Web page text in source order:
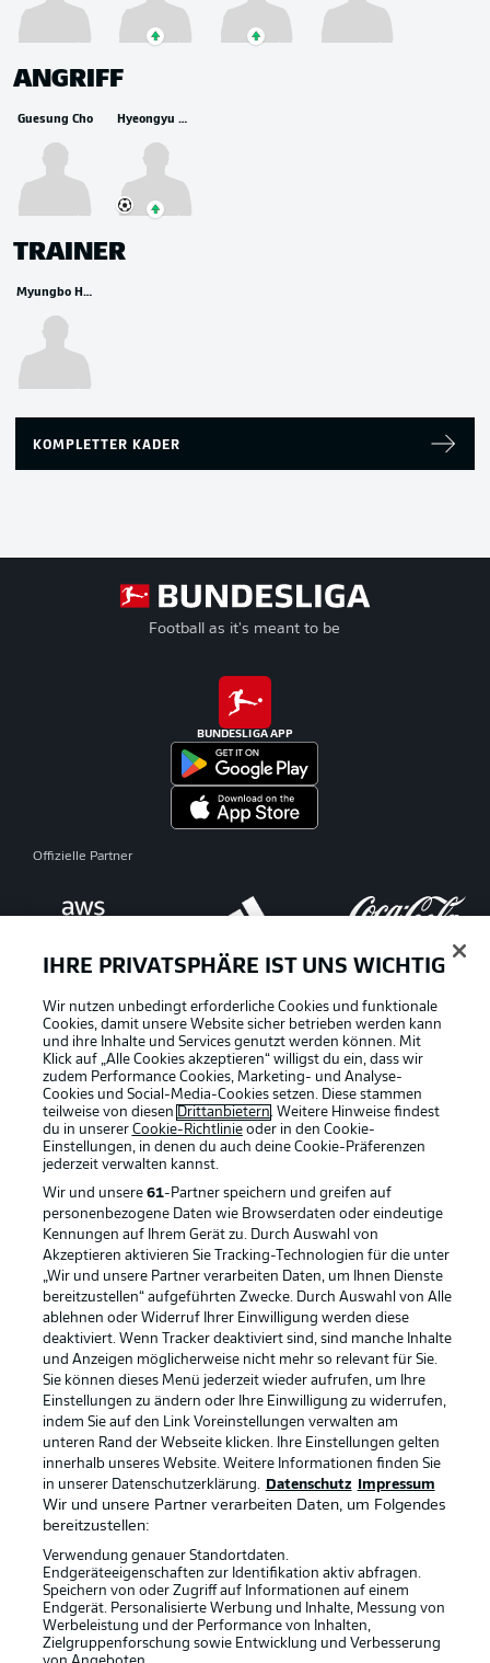
ANGRIFF
Guesung Cho Hyeongyu Oh
TRAINER
Myungbo Hong
KOMPLETTER KADER
Football as it's meant to be
BUNDESLIGA APP
Offizielle Partner
Rechtliche Hinweise Voreinstellungen verwalten
Nutzungsbedingungen
Broadcaster Kontakt
Jobs Impressum
Liveticker AGB
© 2026 Bundesliga-Gruppe GmbH
IHRE PRIVATSPHÄRE IST UNS WICHTIG
Wir nutzen unbedingt erforderliche Cookies und funktionale
Cookies, damit unsere Website sicher betrieben werden kann
und ihre Inhalte und Services genutzt werden können. Mit
Klick auf „Alle Cookies akzeptieren“ willigst du ein, dass wir
zudem Performance Cookies, Marketing- und Analyse-
Cookies und Social-Media-Cookies setzen. Diese stammen
teilweise von diesen Drittanbietern. Weitere Hinweise findest
du in unserer Cookie-Richtlinieoder in den Cookie-
Einstellungen, in denen du auch deine Cookie-Präferenzen
jederzeit verwalten kannst.
Wir und unsere 61-Partner speichern und greifen auf
personenbezogene Daten wie Browserdaten oder eindeutige
Kennungen auf Ihrem Gerät zu. Durch Auswahl von
Akzeptieren aktivieren Sie Tracking-Technologien für die unter
„Wir und unsere Partner verarbeiten Daten, um Ihnen Dienste
bereitzustellen“ aufgeführten Zwecke. Durch Auswahl von Alle
ablehnen oder Widerruf Ihrer Einwilligung werden diese
deaktiviert. Wenn Tracker deaktiviert sind, sind manche Inhalte
und Anzeigen möglicherweise nicht mehr so relevant für Sie.
Sie können dieses Menü jederzeit wieder aufrufen, um Ihre
Einstellungen zu ändern oder Ihre Einwilligung zu widerrufen,
indem Sie auf den Link Voreinstellungen verwalten am
unteren Rand der Webseite klicken. Ihre Einstellungen gelten
innerhalb unseres Website. Weitere Informationen finden Sie
in unserer Datenschutzerklärung.
Datenschutz Impressum
Wir und unsere Partner verarbeiten Daten, um Folgendes
bereitzustellen:
Verwendung genauer Standortdaten.
Endgeräteeigenschaften zur Identifikation aktiv abfragen.
Speichern von oder Zugriff auf Informationen auf einem
Endgerät. Personalisierte Werbung und Inhalte, Messung von
Werbeleistung und der Performance von Inhalten,
Zielgruppenforschung sowie Entwicklung und Verbesserung